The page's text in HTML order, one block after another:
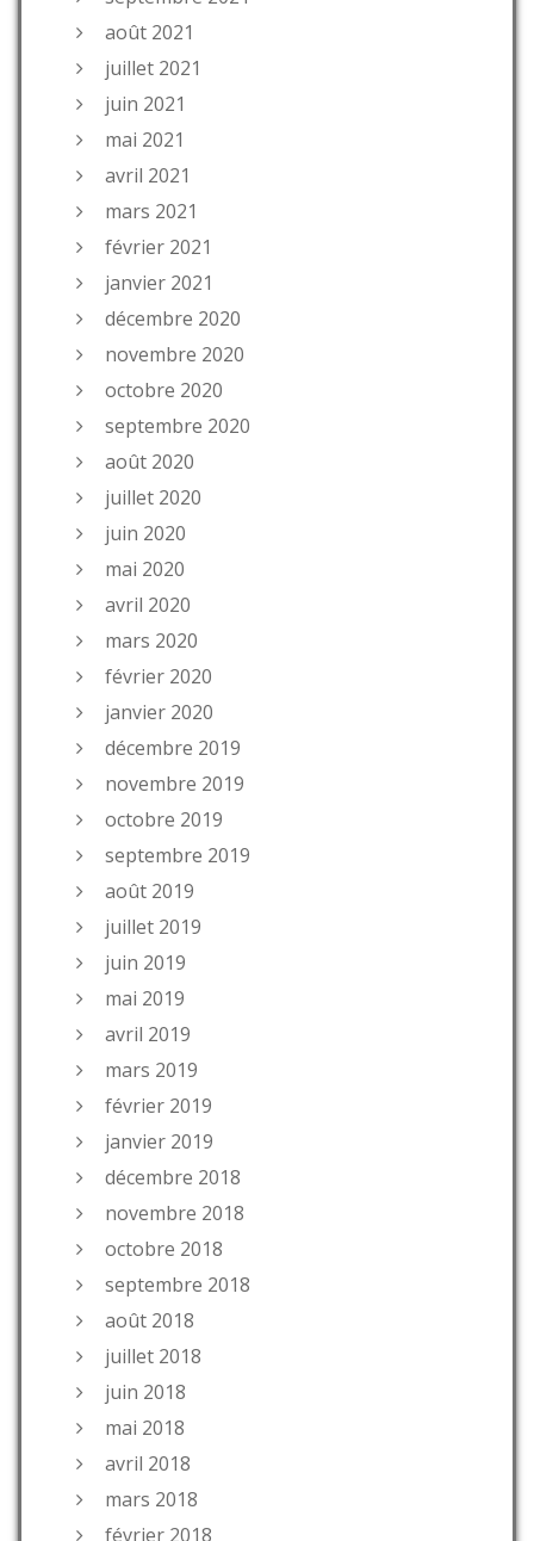
août 2021
juillet 2021
juin 2021
mai 2021
avril 2021
mars 2021
février 2021
janvier 2021
décembre 2020
novembre 2020
octobre 2020
septembre 2020
août 2020
juillet 2020
juin 2020
mai 2020
avril 2020
mars 2020
février 2020
janvier 2020
décembre 2019
novembre 2019
octobre 2019
septembre 2019
août 2019
juillet 2019
juin 2019
mai 2019
avril 2019
mars 2019
février 2019
janvier 2019
décembre 2018
novembre 2018
octobre 2018
septembre 2018
août 2018
juillet 2018
juin 2018
mai 2018
avril 2018
mars 2018
février 2018